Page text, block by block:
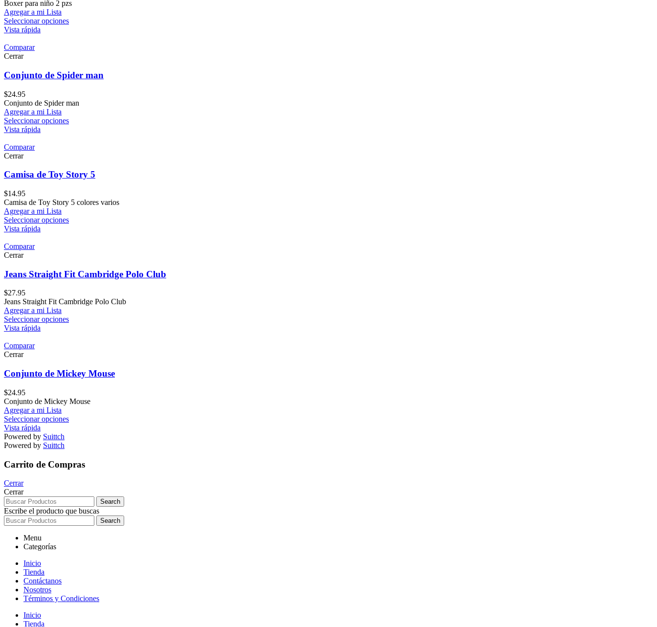
Boxer para niño 2 pzs
Agregar a mi Lista
Seleccionar opciones
Vista rápida
Comparar
Cerrar
Conjunto de Spider man
$24.95
Conjunto de Spider man
Agregar a mi Lista
Seleccionar opciones
Vista rápida
Comparar
Cerrar
Camisa de Toy Story 5
$14.95
Camisa de Toy Story 5 colores varios
Agregar a mi Lista
Seleccionar opciones
Vista rápida
Comparar
Cerrar
Jeans Straight Fit Cambridge Polo Club
$27.95
Jeans Straight Fit Cambridge Polo Club
Agregar a mi Lista
Seleccionar opciones
Vista rápida
Comparar
Cerrar
Conjunto de Mickey Mouse
$24.95
Conjunto de Mickey Mouse
Agregar a mi Lista
Seleccionar opciones
Vista rápida
Powered by Suittch
Powered by Suittch
Carrito de Compras
Cerrar
Cerrar
Search
Escribe el producto que buscas
Search
Menu
Categorías
Inicio
Tienda
Contáctanos
Nosotros
Términos y Condiciones
Inicio
Tienda